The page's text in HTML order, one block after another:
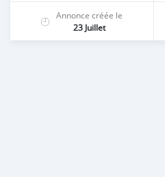
Annonce créée le
23 Juillet